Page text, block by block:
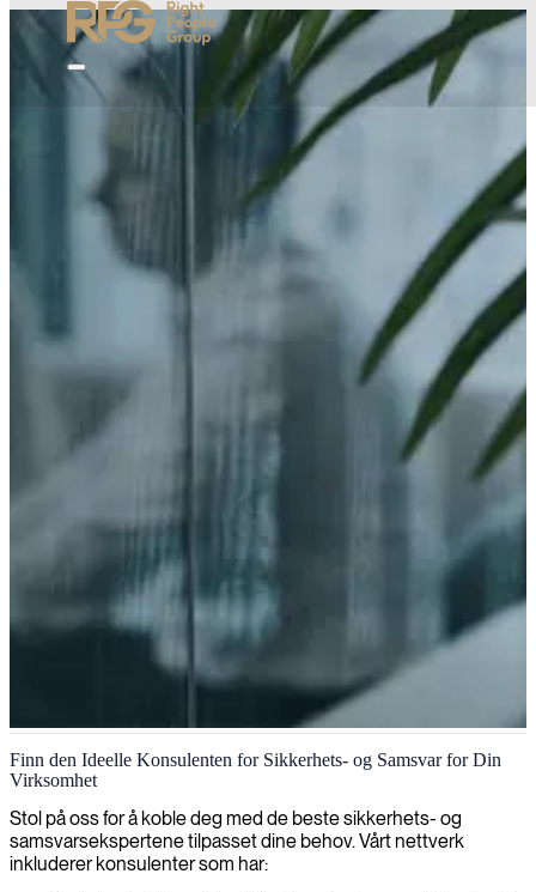
Sikkerhet og samsvar
Vi tilbyr skreddersydde sikkerhets- og compliance-løsninger som
beskytter virksomheten din mot trusler, samtidig som vi sikrer at
krav fra myndigheter blir etterfulgt.
Finn den Ideelle Konsulenten for Sikkerhets- og Samsvar for Din
Virksomhet
Stol på oss for å koble deg med de beste sikkerhets- og
samsvarsekspertene tilpasset dine behov. Vårt nettverk
inkluderer konsulenter som har: